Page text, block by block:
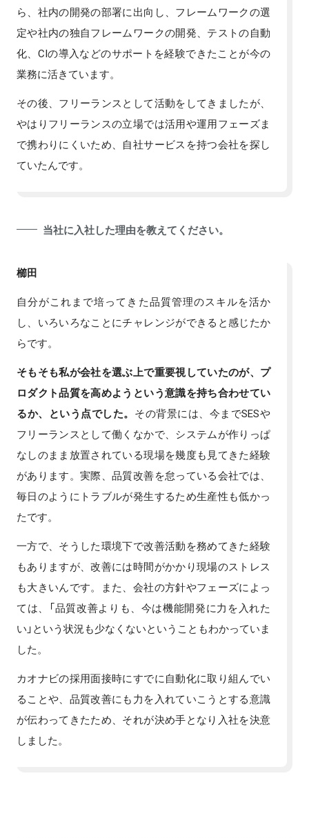
ら、社内の開発の部署に出向し、フレームワークの選
定や社内の独自フレームワークの開発、テストの自動
化、CIの導入などのサポートを経験できたことが今の
業務に活きています。
その後、フリーランスとして活動をしてきましたが、
やはりフリーランスの立場では活用や運用フェーズま
で携わりにくいため、自社サービスを持つ会社を探し
ていたんです。
当社に入社した理由を教えてください。
櫛田
自分がこれまで培ってきた品質管理のスキルを活か
し、いろいろなことにチャレンジができると感じたか
らです。
そもそも私が会社を選ぶ上で重要視していたのが、プ
ロダクト品質を高めようという意識を持ち合わせてい
るか、という点でした。 その背景には、今までSESや
フリーランスとして働くなかで、システムが作りっぱ
なしのまま放置されている現場を幾度も見てきた経験
があります。実際、品質改善を怠っている会社では、
毎日のようにトラブルが発生するため生産性も低かっ
たです。
一方で、そうした環境下で改善活動を務めてきた経験
もありますが、改善には時間がかかり現場のストレス
も大きいんです。また、会社の方針やフェーズによっ
ては、「品質改善よりも、今は機能開発に力を入れた
い」という状況も少なくないということもわかっていま
した。
カオナビの採用面接時にすでに自動化に取り組んでい
ることや、品質改善にも力を入れていこうとする意識
が伝わってきたため、それが決め手となり入社を決意
しました。